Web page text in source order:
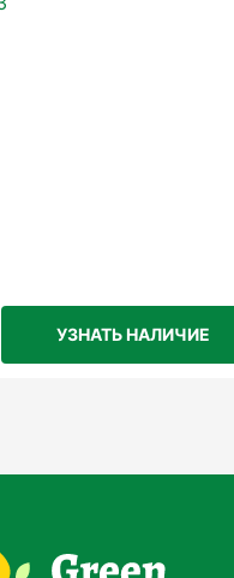
также можно
: 150-200 г на 10
на всех стадиях
УЗНАТЬ НАЛИЧИЕ